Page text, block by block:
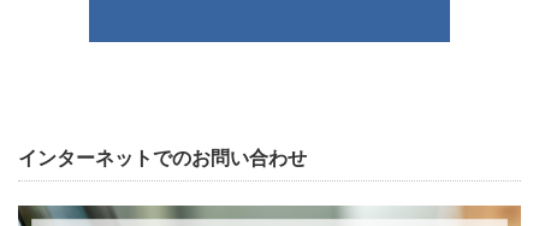
インターネットでのお問い合わせ